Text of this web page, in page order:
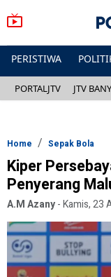
PERISTIWA
PORTALJTV JTV
Home Sepak Bola
Kiper
Penyerang
A.M Azany-Kamis, 23